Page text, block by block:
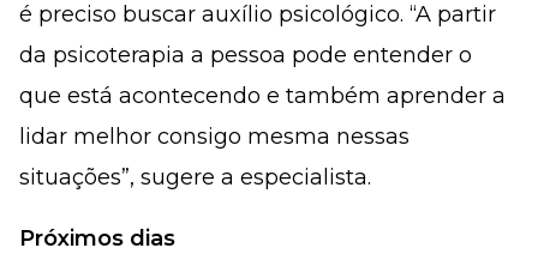
é preciso buscar auxílio psicológico. “A partir
da psicoterapia a pessoa pode entender o
que está acontecendo e também aprender a
lidar melhor consigo mesma nessas
situações”, sugere a especialista.
Próximos dias